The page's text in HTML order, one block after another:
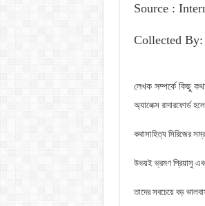
Source :
Collected By:
লেখক সম্পর্কে কিছু
অ্যালেক্স রাদারফোর্ড
কথাসাহিত্য সিরিজের
উভয়ই ভ্রমণ প্রিয়াসু এবং
তাদের সবচেয়ে বড়